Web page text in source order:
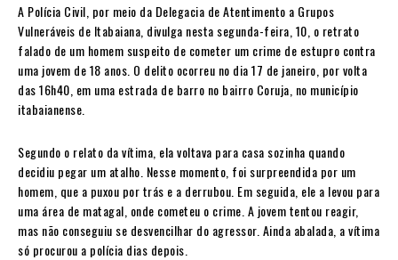
A Polícia Civil, por meio da Delegacia de Atentimento a Grupos
Vulneráveis de Itabaiana, divulga nesta segunda-feira, 10, o retrato
falado de um homem suspeito de cometer um crime de estupro contra
uma jovem de 18 anos. O delito ocorreu no dia 17 de janeiro, por volta
das 16h40, em uma estrada de barro no bairro Coruja, no município
itabaianense.
Segundo o relato da vítima, ela voltava para casa sozinha quando
decidiu pegar um atalho. Nesse momento, foi surpreendida por um
homem, que a puxou por trás e a derrubou. Em seguida, ele a levou para
uma área de matagal, onde cometeu o crime. A jovem tentou reagir,
mas não conseguiu se desvencilhar do agressor. Ainda abalada, a vítima
só procurou a polícia dias depois.